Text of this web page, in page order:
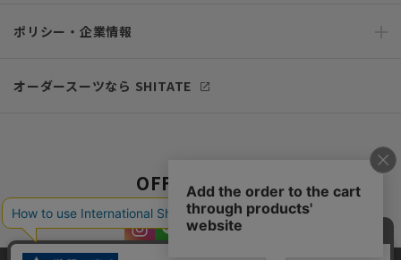
ポリシー・企業情報
オーダースーツなら SHITATE
OFFICIAL SNS